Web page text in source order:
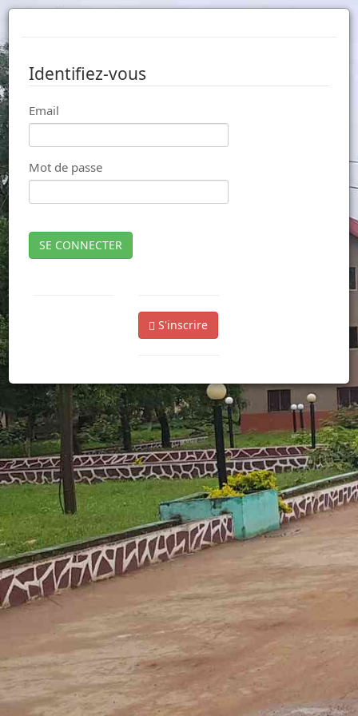
Identifiez-vous
Email
Mot de passe
SE CONNECTER
S'inscrire